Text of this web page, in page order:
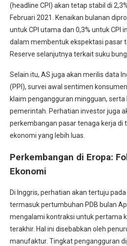
(headline CPI) akan tetap stabil di
Februari 2021. Kenaikan bulanan
untuk CPI utama dan 0,3% untuk CPI
dalam membentuk ekspektasi pasar
Reserve selanjutnya terkait suku
Selain itu, AS juga akan merilis data
(PPI), survei awal sentimen
klaim pengangguran mingguan,
pemerintah. Perhatian investor juga
perkembangan pasar tenaga kerja di
ekonomi yang lebih luas.
Perkembangan di Eropa:
Ekonomi
Di Inggris, perhatian akan tertuju
termasuk pertumbuhan PDB bulan
mengalami kontraksi untuk pertama
terakhir. Hal ini disebabkan oleh
manufaktur. Tingkat pengangguran